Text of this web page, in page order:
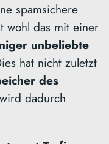
spamsichere
wohl das mit einer
unbeliebte
hat nicht zuletzt
des
dadurch